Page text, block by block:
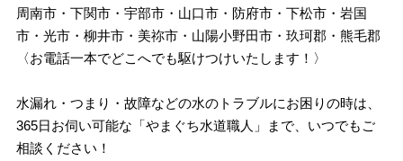
周南市・下関市・宇部市・山口市・防府市・下松市・岩国
市・光市・柳井市・美祢市・山陽小野田市・玖珂郡・熊毛郡
〈お電話一本でどこへでも駆けつけいたします！〉
水漏れ・つまり・故障などの水のトラブルにお困りの時は、
365日お伺い可能な「やまぐち水道職人」まで、いつでもご
相談ください！